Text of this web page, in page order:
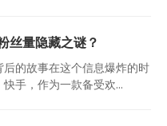
丝量隐藏之谜？
的故事在这个信息爆炸的时
手，作为一款备受欢...